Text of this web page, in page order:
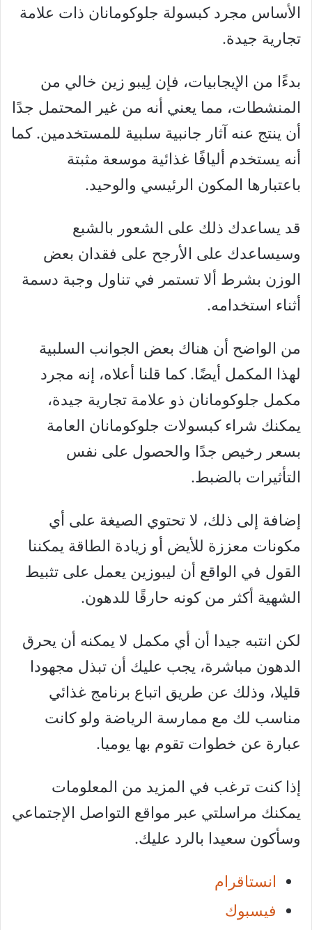
الأساس مجرد كبسولة جلوكومانان ذات علامة
تجارية جيدة.
بدءًا من الإيجابيات، فإن لِيبو زين خالي من
المنشطات، مما يعني أنه من غير المحتمل جدًا
أن ينتج عنه آثار جانبية سلبية للمستخدمين. كما
أنه يستخدم أليافًا غذائية موسعة مثبتة
باعتبارها المكون الرئيسي والوحيد.
قد يساعدك ذلك على الشعور بالشبع
وسيساعدك على الأرجح على فقدان بعض
الوزن بشرط ألا تستمر في تناول وجبة دسمة
أثناء استخدامه.
من الواضح أن هناك بعض الجوانب السلبية
لهذا المكمل أيضًا. كما قلنا أعلاه، إنه مجرد
مكمل جلوكومانان ذو علامة تجارية جيدة،
يمكنك شراء كبسولات جلوكومانان العامة
بسعر رخيص جدًا والحصول على نفس
التأثيرات بالضبط.
إضافة إلى ذلك، لا تحتوي الصيغة على أي
مكونات معززة للأيض أو زيادة الطاقة يمكننا
القول في الواقع أن ليبوزين يعمل على تثبيط
الشهية أكثر من كونه حارقًا للدهون.
لكن انتبه جيدا أن أي مكمل لا يمكنه أن يحرق
الدهون مباشرة، يجب عليك أن تبذل مجهودا
قليلا، وذلك عن طريق اتباع برنامج غذائي
مناسب لك مع ممارسة الرياضة ولو كانت
عبارة عن خطوات تقوم بها يوميا.
إذا كنت ترغب في المزيد من المعلومات
يمكنك مراسلتي عبر مواقع التواصل الإجتماعي
وسأكون سعيدا بالرد عليك.
انستاقرام
فيسبوك